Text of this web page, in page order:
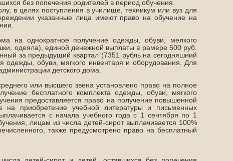
без попечения родителей в период обучения.
в целях поступления в училище, техникум или вуз для
указанные лица имеют право на обучение на
на однократное получение одежды, обуви, мелкого
одеяла), единой денежной выплаты в рамере 500 руб.
за предыдущий квартал (7351 рубль на сегодняшний
обуви, мягкого инвентаря и оборудования. Для
детского дома.
или высшего звена установлено право на полное
бесплатного комплекта одежды, обуви, мягкого
предоставляется право на получение повышенной
приобретение учебной литературы и письменных
с начала учебного года с 1 сентября по 1
лицам из числа детей-сирот выплачивается 100%
также предусмотрено право на бесплатный